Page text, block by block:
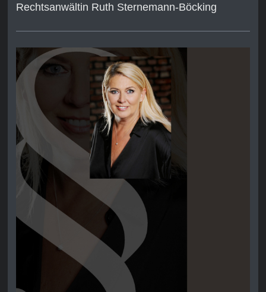
Rechtsanwältin Ruth Sternemann-Böcking